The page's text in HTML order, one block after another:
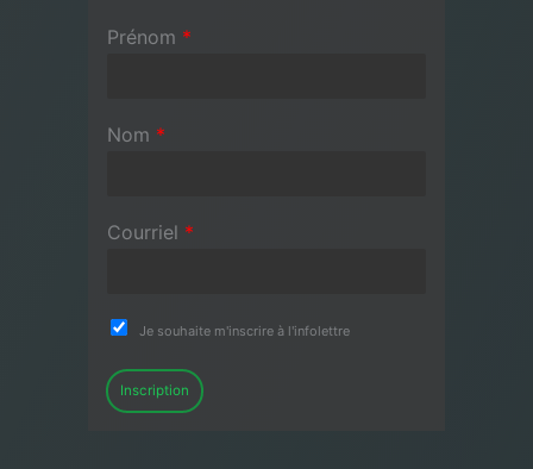
Prénom *
Nom *
Courriel *
Je souhaite m'inscrire à l'infolettre
Inscription